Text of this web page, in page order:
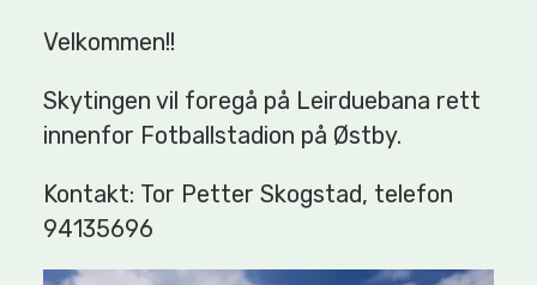
Velkommen!!
Skytingen vil foregå på Leirduebana rett
innenfor Fotballstadion på Østby.
Kontakt: Tor Petter Skogstad, telefon
94135696